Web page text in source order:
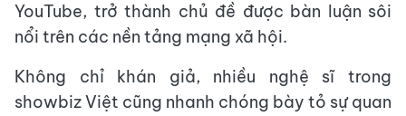
YouTube, trở thành chủ đề được bàn luận sôi
nổi trên các nền tảng mạng xã hội.
Không chỉ khán giả, nhiều nghệ sĩ trong
showbiz Việt cũng nhanh chóng bày tỏ sự quan